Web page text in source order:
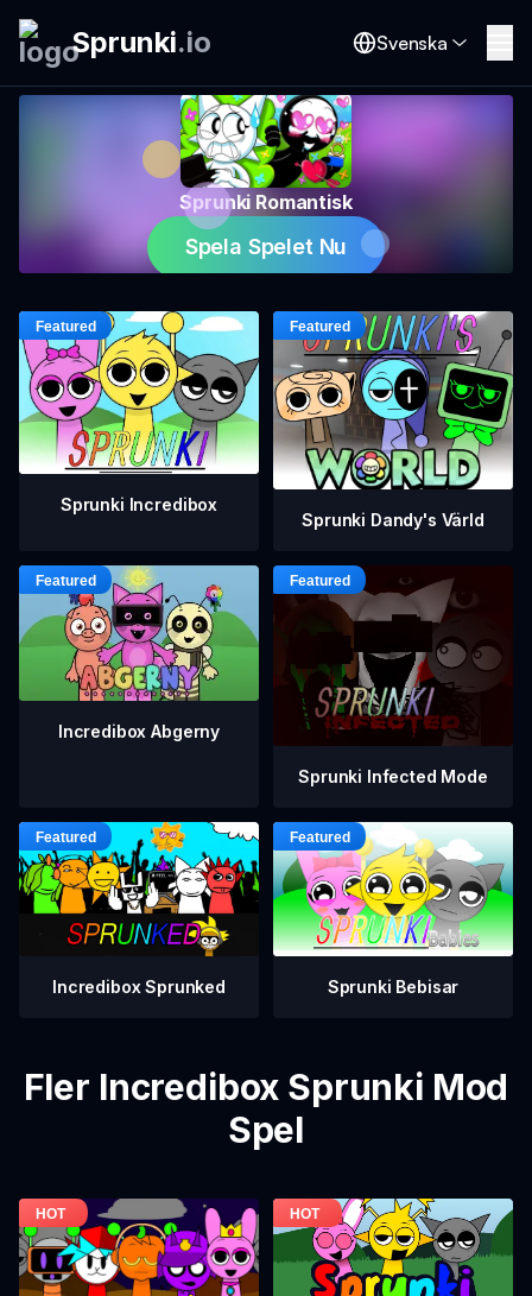
Sprunki.io Svenska
Sprunki Romantisk
Spela Spelet Nu
Sprunki Incredibox
Sprunki Dandy's Värld
Incredibox Abgerny
Sprunki Infected Mode
Incredibox Sprunked Sprunki Bebisar
Fler Incredibox Sprunki Mod
Spel